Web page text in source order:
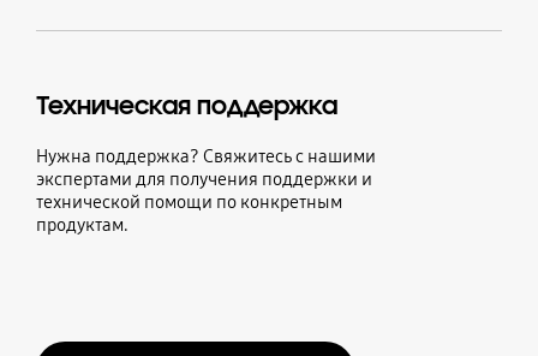
Техническая поддержка
Нужна поддержка? Свяжитесь с нашими
экспертами для получения поддержки и
технической помощи по конкретным
продуктам.